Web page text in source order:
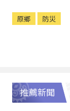
原鄉 防災
推薦新聞